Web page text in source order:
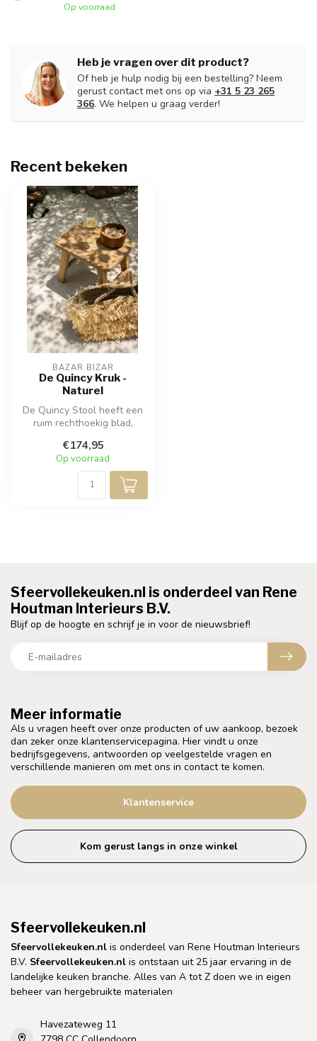
Op voorraad
Heb je vragen over dit product?
Of heb je hulp nodig bij een bestelling? Neem
gerust contact met ons op via +31 5 23 265
366. We helpen u graag verder!
Recent bekeken
BAZAR BIZAR
De Quincy Kruk -
Naturel
De Quincy Stool heeft een
ruim rechthoekig blad,
functie i...
€174,95
Op voorraad
Meer informatie
Als u vragen heeft over onze producten of uw aankoop, bezoek
dan zeker onze klantenservicepagina. Hier vindt u onze
bedrijfsgegevens, antwoorden op veelgestelde vragen en
verschillende manieren om met ons in contact te komen.
Klantenservice
Kom gerust langs in onze winkel
Sfeervollekeuken.nl is onderdeel van Rene
Houtman Interieurs B.V.
Blijf op de hoogte en schrijf je in voor de nieuwsbrief!
Sfeervollekeuken.nl
Sfeervollekeuken.nl is onderdeel van Rene Houtman Interieurs
B.V. Sfeervollekeuken.nl is ontstaan uit 25 jaar ervaring in de
landelijke keuken branche. Alles van A tot Z doen we in eigen
beheer van hergebruikte materialen
Havezateweg 11